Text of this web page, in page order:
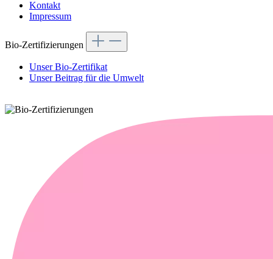
Kontakt
Impressum
Bio-Zertifizierungen
Unser Bio-Zertifikat
Unser Beitrag für die Umwelt